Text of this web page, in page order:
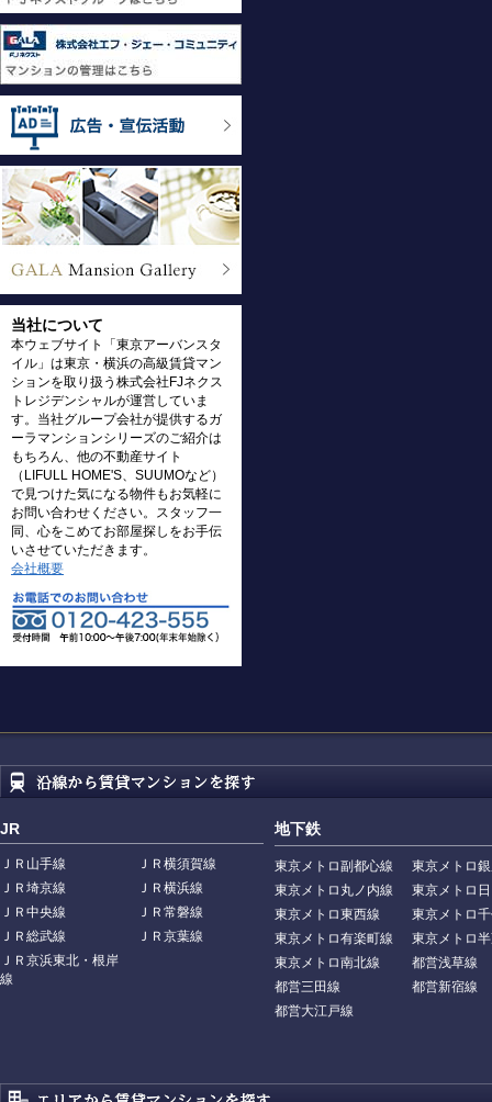
当社について
本ウェブサイト「東京アーバンスタ
イル」は東京・横浜の高級賃貸マン
ションを取り扱う株式会社FJネクス
トレジデンシャルが運営していま
す。当社グループ会社が提供するガ
ーラマンションシリーズのご紹介は
もちろん、他の不動産サイト
（LIFULL HOME'S、SUUMOなど）
で見つけた気になる物件もお気軽に
お問い合わせください。スタッフ一
同、心をこめてお部屋探しをお手伝
いさせていただきます。
会社概要
JR
ＪＲ山手線
ＪＲ横須賀線
ＪＲ埼京線
ＪＲ横浜線
ＪＲ中央線
ＪＲ常磐線
ＪＲ総武線
ＪＲ京葉線
ＪＲ京浜東北・根岸
線
地下鉄
東京メトロ副都心線
東京メトロ
東京メトロ丸ノ内線
東京メトロ
東京メトロ東西線
東京メトロ
東京メトロ有楽町線
東京メトロ
東京メトロ南北線
都営浅草線
都営三田線
都営新宿線
都営大江戸線